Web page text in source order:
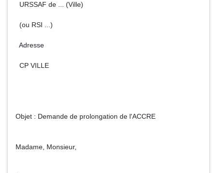
URSSAF de ... (Ville)
(ou RSI ...)
Adresse
CP VILLE
Objet : Demande de prolongation de l'ACCRE
Madame, Monsieur,